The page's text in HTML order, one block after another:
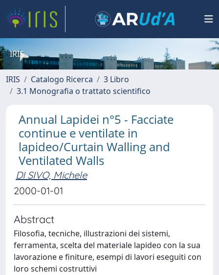
IRIS
IRIS Catalogo Ricerca
3 Libro
3.1 Monografia o trattato scientifico
Annual Lapidei n°5 - Facciate
continue e ventilate in
lapideo/Curtain Walling and
Ventilated Walls
DI SIVO, Michele
2000-01-01
Abstract
Filosofia, tecniche, illustrazioni dei sistemi,
ferramenta, scelta del materiale lapideo con la sua
lavorazione e finiture, esempi di lavori eseguiti con
loro schemi costruttivi